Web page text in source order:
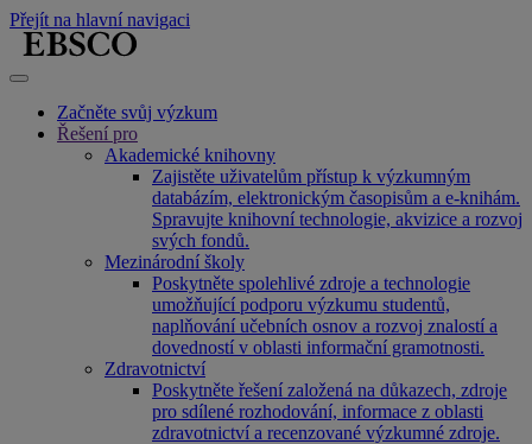
Přejít na hlavní navigaci
Začněte svůj výzkum
Řešení pro
Akademické knihovny
Zajistěte uživatelům přístup k výzkumným
databázím, elektronickým časopisům a e-knihám.
Spravujte knihovní technologie, akvizice a rozvoj
svých fondů.
Mezinárodní školy
Poskytněte spolehlivé zdroje a technologie
umožňující podporu výzkumu studentů,
naplňování učebních osnov a rozvoj znalostí a
dovedností v oblasti informační gramotnosti.
Zdravotnictví
Poskytněte řešení založená na důkazech, zdroje
pro sdílené rozhodování, informace z oblasti
zdravotnictví a recenzované výzkumné zdroje.